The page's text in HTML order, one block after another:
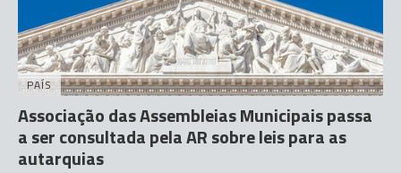
PAÍS
Associação das Assembleias Municipais passa
a ser consultada pela AR sobre leis para as
autarquias